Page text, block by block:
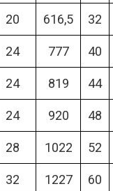
20 616,5 32
24 777 40
24 819 44
24 920 48
28 1022 52
32 1227 60